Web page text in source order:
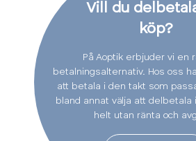
Vill du
köp?
På Aoptik erbjuder vi en
betalningsalternativ. Hos oss
att betala i den takt som
bland annat välja att delbetala
helt utan ränta och